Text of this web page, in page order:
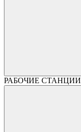
РАБОЧИЕ СТАНЦИИ